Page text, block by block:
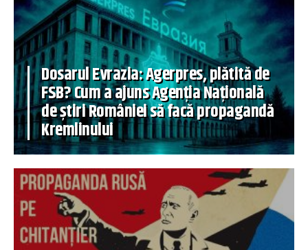
Dosarul Evrazia: Agerpres, plătită de
FSB? Cum a ajuns Agenția Națională
de știri României să facă propagandă
Kremlinului